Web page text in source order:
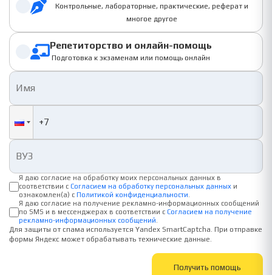
Контрольные, лабораторные, практические, реферат и
многое другое
Репетиторство и онлайн-помощь
Подготовка к экзаменам или помощь онлайн
Я даю согласие на обработку моих персональных данных в
соответствии с Согласием на обработку персональных данных и
ознакомлен(а) с Политикой конфиденциальности
Я даю согласие на получение рекламно-информационных сообщений
по SMS и в мессенджерах в соответствии с Согласием на получение
рекламно-информационных сообщений
Для защиты от спама используется Yandex SmartCaptcha. При отправке
формы Яндекс может обрабатывать технические данные.
Получить помощь